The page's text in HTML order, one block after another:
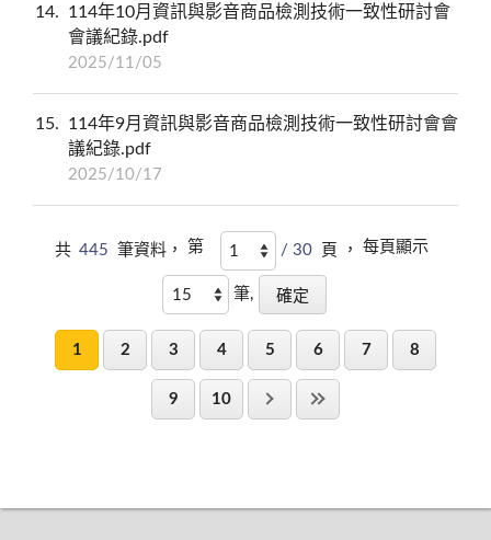
14
114年10月資訊與影音商品檢測技術一致性研討會
會議紀錄.pdf
2025/11/05
15
114年9月資訊與影音商品檢測技術一致性研討會會
議紀錄.pdf
2025/10/17
共 445 筆資料， 第 / 30 頁 ， 每頁顯示
筆,
1 2 3 4 5 6 7 8
9 10